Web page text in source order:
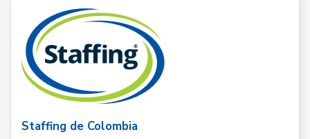
Staffing de Colombia